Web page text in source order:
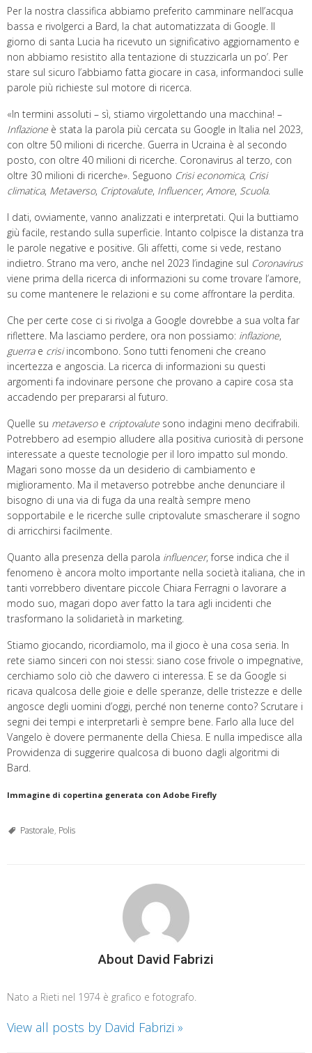
Per la nostra classifica abbiamo preferito camminare nell’acqua
bassa e rivolgerci a Bard, la chat automatizzata di Google. Il
giorno di santa Lucia ha ricevuto un significativo aggiornamento e
non abbiamo resistito alla tentazione di stuzzicarla un po’. Per
stare sul sicuro l’abbiamo fatta giocare in casa, informandoci sulle
parole più richieste sul motore di ricerca.
«In termini assoluti – sì, stiamo virgolettando una macchina! –
Inflazione è stata la parola più cercata su Google in Italia nel 2023,
con oltre 50 milioni di ricerche. Guerra in Ucraina è al secondo
posto, con oltre 40 milioni di ricerche. Coronavirus al terzo, con
oltre 30 milioni di ricerche». Seguono Crisi economica, Crisi
climatica, Metaverso, Criptovalute, Influencer, Amore, Scuola.
I dati, ovviamente, vanno analizzati e interpretati. Qui la buttiamo
giù facile, restando sulla superficie. Intanto colpisce la distanza tra
le parole negative e positive. Gli affetti, come si vede, restano
indietro. Strano ma vero, anche nel 2023 l’indagine sul Coronavirus
viene prima della ricerca di informazioni su come trovare l’amore,
su come mantenere le relazioni e su come affrontare la perdita.
Che per certe cose ci si rivolga a Google dovrebbe a sua volta far
riflettere. Ma lasciamo perdere, ora non possiamo: inflazione,
guerrae crisiincombono. Sono tutti fenomeni che creano
incertezza e angoscia. La ricerca di informazioni su questi
argomenti fa indovinare persone che provano a capire cosa sta
accadendo per prepararsi al futuro.
Quelle su metaversoe criptovalute sono indagini meno decifrabili.
Potrebbero ad esempio alludere alla positiva curiosità di persone
interessate a queste tecnologie per il loro impatto sul mondo.
Magari sono mosse da un desiderio di cambiamento e
miglioramento. Ma il metaverso potrebbe anche denunciare il
bisogno di una via di fuga da una realtà sempre meno
sopportabile e le ricerche sulle criptovalute smascherare il sogno
di arricchirsi facilmente.
Quanto alla presenza della parola influencer, forse indica che il
fenomeno è ancora molto importante nella società italiana, che in
tanti vorrebbero diventare piccole Chiara Ferragni o lavorare a
modo suo, magari dopo aver fatto la tara agli incidenti che
trasformano la solidarietà in marketing.
Stiamo giocando, ricordiamolo, ma il gioco è una cosa seria. In
rete siamo sinceri con noi stessi: siano cose frivole o impegnative,
cerchiamo solo ciò che davvero ci interessa. E se da Google si
ricava qualcosa delle gioie e delle speranze, delle tristezze e delle
angosce degli uomini d’oggi, perché non tenerne conto? Scrutare i
segni dei tempi e interpretarli è sempre bene. Farlo alla luce del
Vangelo è dovere permanente della Chiesa. E nulla impedisce alla
Provvidenza di suggerire qualcosa di buono dagli algoritmi di
Bard.
Immagine di copertina generata con Adobe Firefly
Pastorale, Polis
About David Fabrizi
Nato a Rieti nel 1974 è grafico e fotografo.
View all posts by David Fabrizi »